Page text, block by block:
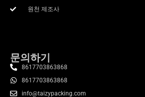
원천 제조사
문의하기
8617703863868
8617703863868
info@taizypacking.com